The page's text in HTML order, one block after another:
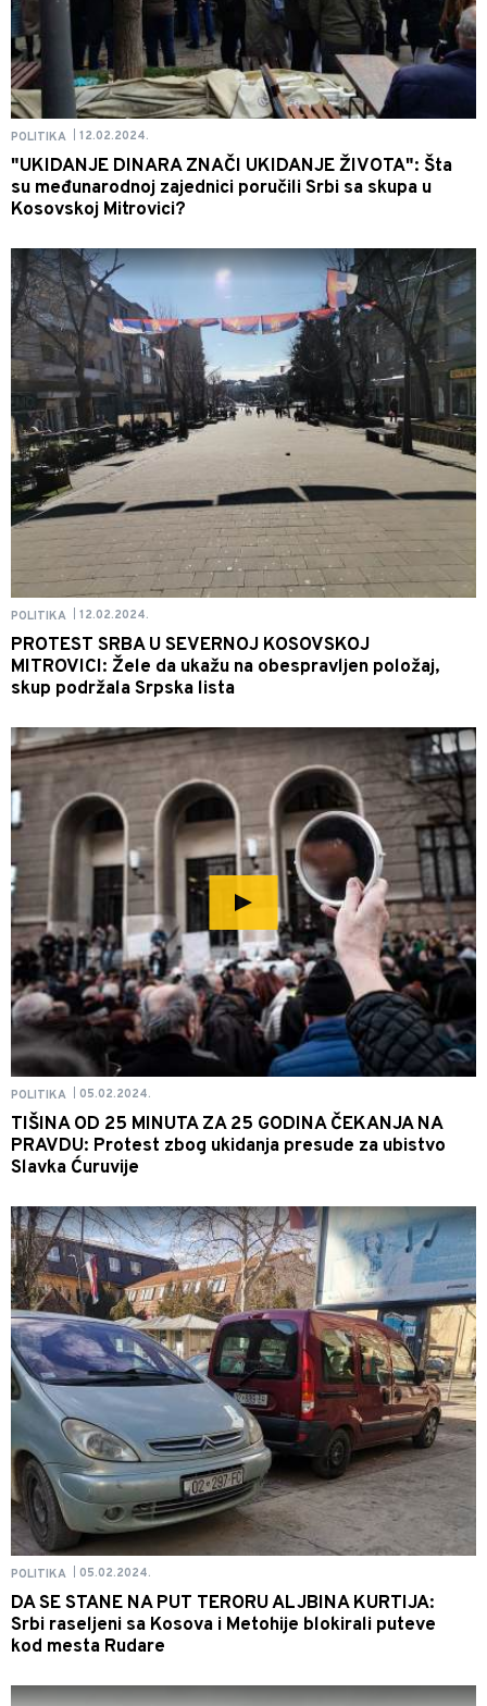
POLITIKA 12.02.2024.
"UKIDANJE DINARA ZNAČI UKIDANJE ŽIVOTA": Šta
su međunarodnoj zajednici poručili Srbi sa skupa u
Kosovskoj Mitrovici?
POLITIKA 12.02.2024.
PROTEST SRBA U SEVERNOJ KOSOVSKOJ
MITROVICI: Žele da ukažu na obespravljen položaj,
skup podržala Srpska lista
POLITIKA 05.02.2024.
TIŠINA OD 25 MINUTA ZA 25 GODINA ČEKANJA NA
PRAVDU: Protest zbog ukidanja presude za ubistvo
Slavka Ćuruvije
POLITIKA 05.02.2024.
DA SE STANE NA PUT TERORU ALJBINA KURTIJA:
Srbi raseljeni sa Kosova i Metohije blokirali puteve
kod mesta Rudare